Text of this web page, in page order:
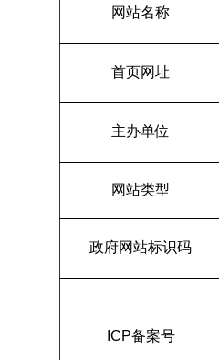
网站名称
首页网址
主办单位
网站类型
政府网站标识码
ICP备案号